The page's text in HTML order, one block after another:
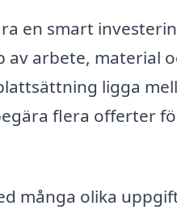
en smart
arbete, material
ligga
flera offerter
många olika